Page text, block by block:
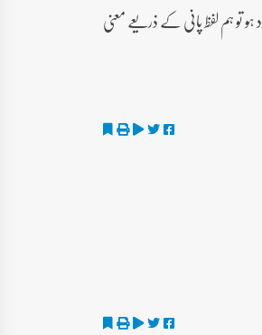
ہو تو ہم لفظ پانی کے ذریعے معنی